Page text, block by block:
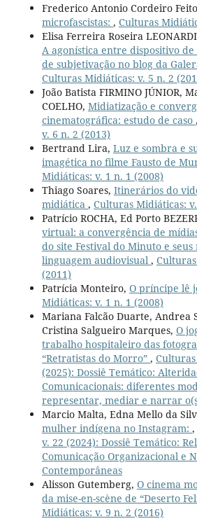
Frederico Antonio Cordeiro
microfascistas: , Culturas
Elisa Ferreira Roseira
A agonística entre dispositivo
de subjetivação no blog da
Culturas Midiáticas: v. 5 n. 2
João Batista FIRMINO JÚNIOR,
COELHO, Midiatização e
cinematográfica: estudo de caso ,
v. 6 n. 2 (2013)
Bertrand Lira, Luz e sombra e
imagética no filme Fausto de
Midiáticas: v. 1 n. 1 (2008)
Thiago Soares, Itinerários do
midiática , Culturas Midiáticas:
Patrício ROCHA, Ed Porto
virtual: a convergência de
do site Festival do Minuto e seus
linguagem audiovisual ,
(2011)
Patrícia Monteiro, O príncipe lê
Midiáticas: v. 1 n. 1 (2008)
Mariana Falcão Duarte, Andrea
Cristina Salgueiro Marques, O
trabalho hospitaleiro das
“Retratistas do Morro” ,
(2025): Dossiê Temático:
Comunicacionais: diferentes
representar, mediar e narrar
Marcio Malta, Edna Mello da
mulher indígena no Instagram: ,
v. 22 (2024): Dossiê Temático:
Comunicação Organizacional e
Contemporâneas
Alisson Gutemberg, O cinema
da mise-en-scène de “Deserto
Midiáticas: v. 9 n. 2 (2016)